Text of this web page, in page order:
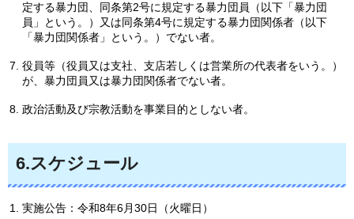
定する暴力団、同条第2号に規定する暴力団員（以下「暴力団
員」という。）又は同条第4号に規定する暴力団関係者（以下
「暴力団関係者」という。）でない者。
役員等（役員又は支社、支店若しくは営業所の代表者をいう。）
が、暴力団員又は暴力団関係者でない者。
政治活動及び宗教活動を事業目的としない者。
6.スケジュール
実施公告：令和8年6月30日（火曜日）